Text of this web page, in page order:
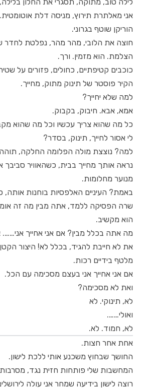
אני מאלתרת תירוץ, מניסה דלת אוטומטית.
הוריקן שוטף בגרוני.
חוצה את הלובי, מהר מהר, נפלטת לחדר
הצלמת. הוא מזמין. ורך.
כוכבים קטיפתיים, כחולים, פזורים על
הקיר פוסטר של תינוק מתוק, מחייך.
למה שלא יחייך?
אמא, אבא. חיבוק, בקבוק.
כל מה שהוא צריך עכשיו וכל מה שהוא
לי אסור לחייך, תינוק, בסדר?
למה? נוצצת מולה הפלומה החלקה,
נראה אותך מחייך בבית, כשהאוויר סביבך
מנוער מחלומות.
באמת? העיניים האלפסיות בוחנות אותה,
שרה הפסיקה ללמד, אתה מבין מה זה
הוא מקשיב.
מה אתה בכלל מבין? אם אני אחייך אני…….
את לא חייבת להגיד, בכלל לא! היצור
מלטף בידיים רכות.
אם אני אחייך אני בעצם מסכימה עם הכל.
ואת לא מסכימה?
לא, תינוקי. לא
ואולי…….
לא, חמוד. לא.
אחת אחר חצות.
החושך שבחוץ משכנע אותי ללכת לישון.
המחשבות שלי פותחות חזית נגד,
רוצה לישון בידיעה שמחר אני עולה